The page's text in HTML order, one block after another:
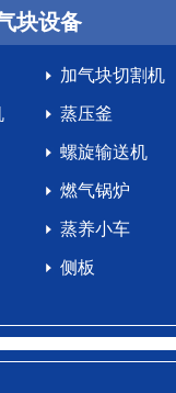
块设备
加气块切割机
蒸压釜
螺旋输送机
燃气锅炉
蒸养小车
侧板